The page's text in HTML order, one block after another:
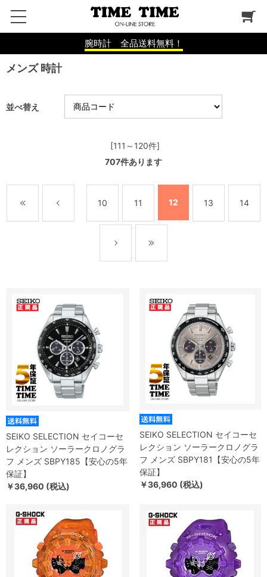
腕時計 全品送料無料！
メンズ 時計
並べ替え
[111～120件]
707件あります
10 11 12 13 14
SEIKO SELECTION セイコーセ
レクション ソーラークロノグラ
フ メンズ SBPY185【安心の5年
保証】
￥36,960 (税込)
SEIKO SELECTION セイコーセ
レクション ソーラークロノグラ
フ メンズ SBPY181【安心の5年
保証】
￥36,960 (税込)